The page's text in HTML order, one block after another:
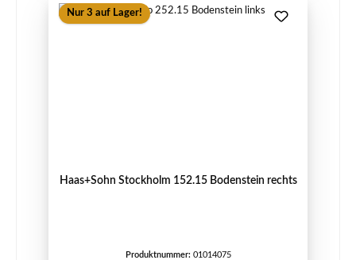
Nur 3 auf Lager!
Haas+Sohn Stockholm 152.15 Bodenstein rechts
Produktnummer: 01014075